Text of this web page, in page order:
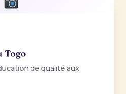
Togo
de qualité aux